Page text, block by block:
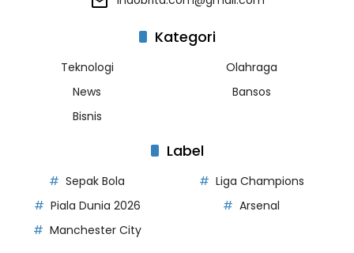
Kategori
Teknologi
Olahraga
News
Bansos
Bisnis
Label
Sepak Bola
Liga Champions
Piala Dunia 2026
Arsenal
Manchester City